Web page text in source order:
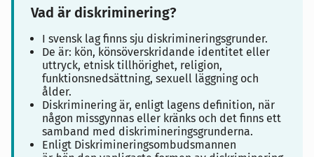
Vad är diskriminering?
I svensk lag finns sju diskrimineringsgrunder.
De är: kön, könsöverskridande identitet eller
uttryck, etnisk tillhörighet, religion,
funktionsnedsättning, sexuell läggning och
ålder.
Diskriminering är, enligt lagens definition, när
någon missgynnas eller kränks och det finns ett
samband med diskrimineringsgrunderna.
Enligt Diskrimineringsombudsmannen